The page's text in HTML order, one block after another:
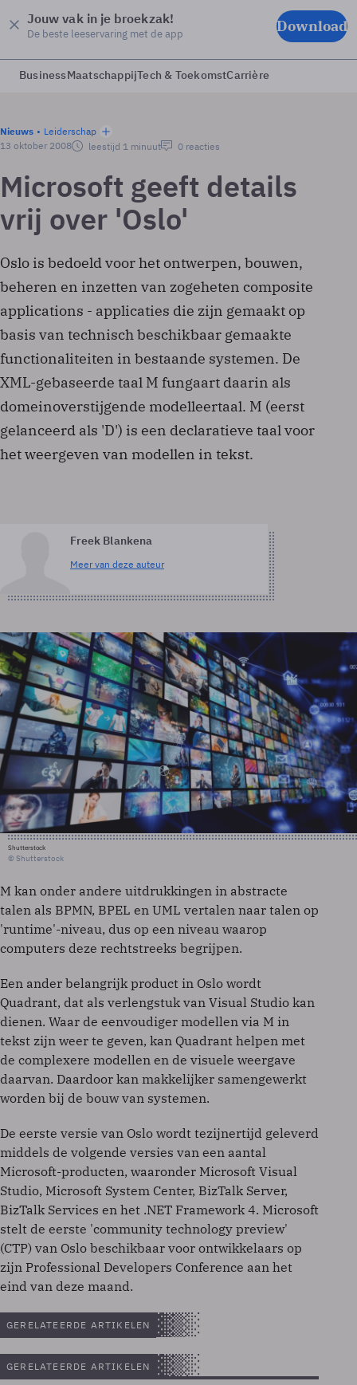
Jouw vak in je broekzak!
De beste leeservaring met de app Download
BusinessMaatschappijTech & ToekomstCarrière
Nieuws
Leiderschap
13 oktober 2008
leestijd 1 minuut 0 reacties
Microsoft geeft details
vrij over 'Oslo'
Oslo is bedoeld voor het ontwerpen, bouwen,
beheren en inzetten van zogeheten composite
applications - applicaties die zijn gemaakt op
basis van technisch beschikbaar gemaakte
functionaliteiten in bestaande systemen. De
XML-gebaseerde taal M fungaart daarin als
domeinoverstijgende modelleertaal. M (eerst
gelanceerd als 'D') is een declaratieve taal voor
het weergeven van modellen in tekst.
Freek Blankena
Meer van deze auteur
Shutterstock
© Shutterstock
M kan onder andere uitdrukkingen in abstracte
talen als BPMN, BPEL en UML vertalen naar talen op
'runtime'-niveau, dus op een niveau waarop
computers deze rechtstreeks begrijpen.
Een ander belangrijk product in Oslo wordt
Quadrant, dat als verlengstuk van Visual Studio kan
dienen. Waar de eenvoudiger modellen via M in
tekst zijn weer te geven, kan Quadrant helpen met
de complexere modellen en de visuele weergave
daarvan. Daardoor kan makkelijker samengewerkt
worden bij de bouw van systemen.
De eerste versie van Oslo wordt tezijnertijd geleverd
middels de volgende versies van een aantal
Microsoft-producten, waaronder Microsoft Visual
Studio, Microsoft System Center, BizTalk Server,
BizTalk Services en het .NET Framework 4. Microsoft
stelt de eerste 'community technology preview'
(CTP) van Oslo beschikbaar voor ontwikkelaars op
zijn Professional Developers Conference aan het
eind van deze maand.
GERELATEERDE ARTIKELEN
GERELATEERDE ARTIKELEN